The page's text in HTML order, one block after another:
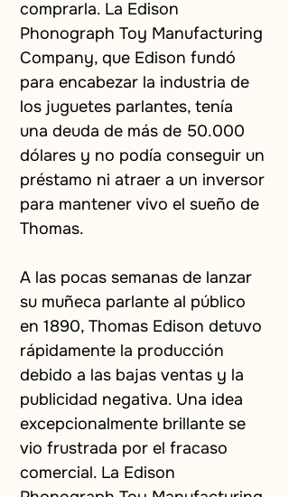
comprarla. La Edison
Phonograph Toy Manufacturing
Company, que Edison fundó
para encabezar la industria de
los juguetes parlantes, tenía
una deuda de más de 50.000
dólares y no podía conseguir un
préstamo ni atraer a un inversor
para mantener vivo el sueño de
Thomas.
A las pocas semanas de lanzar
su muñeca parlante al público
en 1890, Thomas Edison detuvo
rápidamente la producción
debido a las bajas ventas y la
publicidad negativa. Una idea
excepcionalmente brillante se
vio frustrada por el fracaso
comercial. La Edison